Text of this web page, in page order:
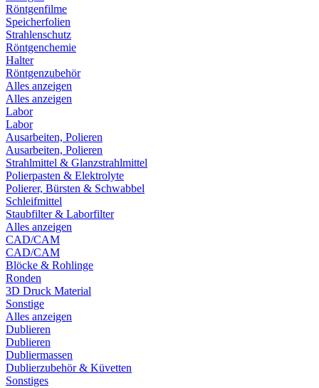
Röntgenfilme
Speicherfolien
Strahlenschutz
Röntgenchemie
Halter
Röntgenzubehör
Alles anzeigen
Alles anzeigen
Labor
Labor
Ausarbeiten, Polieren
Ausarbeiten, Polieren
Strahlmittel & Glanzstrahlmittel
Polierpasten & Elektrolyte
Polierer, Bürsten & Schwabbel
Schleifmittel
Staubfilter & Laborfilter
Alles anzeigen
CAD/CAM
CAD/CAM
Blöcke & Rohlinge
Ronden
3D Druck Material
Sonstige
Alles anzeigen
Dublieren
Dublieren
Dubliermassen
Dublierzubehör & Küvetten
Sonstiges